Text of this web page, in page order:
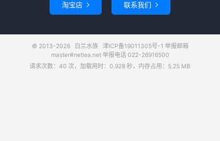
淘宝店  联系我们 
© 2013-2026 白兰水族 津ICP备19011305号-1 举报邮箱
master#netlea.net 举报电话 022-26916500
请求次数：40 次，加载用时：0.928 秒，内存占用：5.25 MB